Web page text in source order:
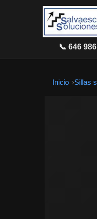
📞 646
Inicio Sillas